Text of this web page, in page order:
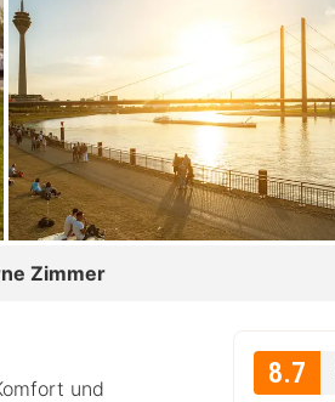
Zimmer
und
8.7